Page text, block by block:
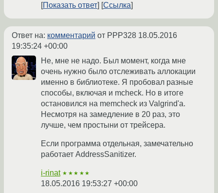
Показать ответ Ссылка
Ответ на: комментарий от PPP328 18.05.2016
19:35:24 +00:00
Не, мне не надо. Был момент, когда мне
очень нужно было отслеживать аллокации
именно в библиотеке. Я пробовал разные
способы, включая и mcheck. Но в итоге
остановился на memcheck из Valgrind'а.
Несмотря на замедление в 20 раз, это
лучше, чем простыни от трейсера.
Если программа отдельная, замечательно
работает AddressSanitizer.
i-rinat ★★★★★
18.05.2016 19:53:27 +00:00